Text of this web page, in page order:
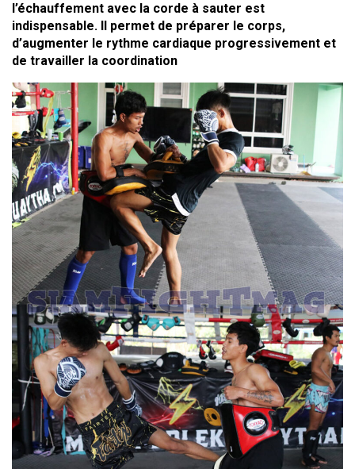
l’échauffement avec la corde à sauter est
indispensable. Il permet de préparer le corps,
d’augmenter le rythme cardiaque progressivement et
de travailler la coordination